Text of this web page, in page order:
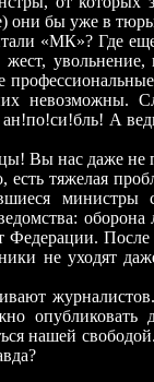
они бы уже в
«МК»? Где
жест,
невозможны.
ан!по!си!бль! А
Вы нас даже не
есть тяжелая
После
не уходят
нашей